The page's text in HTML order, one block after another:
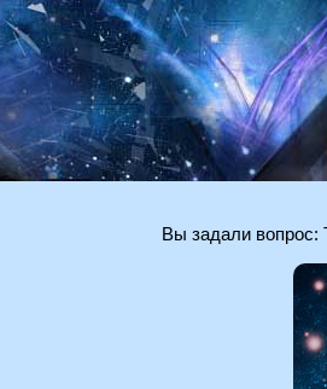
Вы задали вопрос: